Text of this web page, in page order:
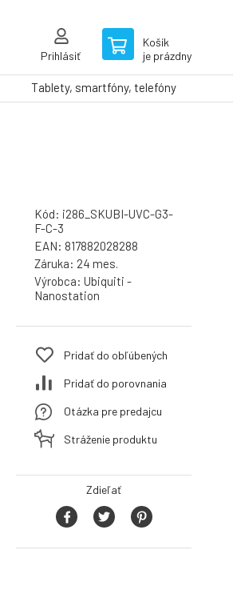
Prihlásiť
Košík
je prázdny
Tablety, smartfóny, telefóny
Kód: i286_SKUBI-UVC-G3-
F-C-3
EAN: 817882028288
Záruka: 24 mes.
Výrobca: Ubiquiti -
Nanostation
Pridať do obľúbených
Pridať do porovnania
Otázka pre predajcu
Stráženie produktu
Zdieľať